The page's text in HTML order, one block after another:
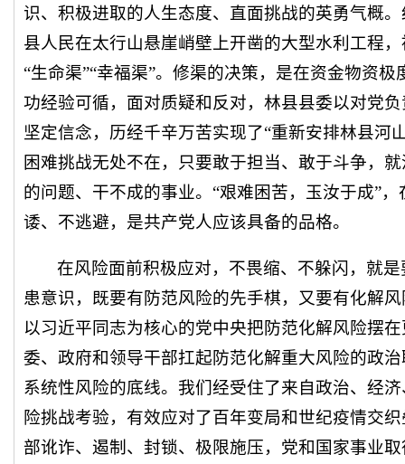
识、积极进取的人生态度、直面挑战的英勇气概
县人民在太行山悬崖峭壁上开凿的大型水利工程
“生命渠”“幸福渠”。修渠的决策，是在资金物资
功经验可循，面对质疑和反对，林县县委以对党
坚定信念，历经千辛万苦实现了“重新安排林县河
困难挑战无处不在，只要敢于担当、敢于斗争，
的问题、干不成的事业。“艰难困苦，玉汝于成”
诿、不逃避，是共产党人应该具备的品格。
在风险面前积极应对，不畏缩、不躲闪，就
患意识，既要有防范风险的先手棋，又要有化解
以习近平同志为核心的党中央把防范化解风险摆
委、政府和领导干部扛起防范化解重大风险的政
系统性风险的底线。我们经受住了来自政治、经
险挑战考验，有效应对了百年变局和世纪疫情交
部讹诈、遏制、封锁、极限施压，党和国家事业